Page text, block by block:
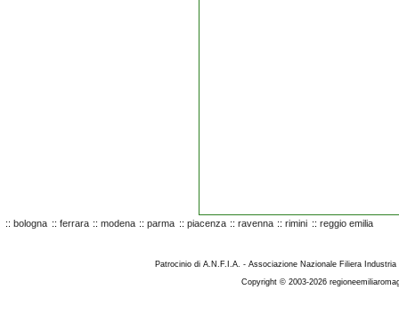
:: bologna :: ferrara :: modena :: parma :: piacenza :: ravenna :: rimini :: reggio emilia
Patrocinio di A.N.F.I.A. - Associazione Nazionale Filiera
Copyright © 2003-2026